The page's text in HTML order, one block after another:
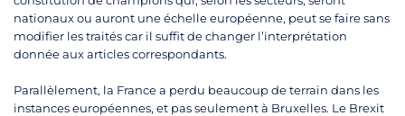
nationaux ou auront une échelle européenne, peut se faire sans
modifier les traités car il suffit de changer l’interprétation
donnée aux articles correspondants.
Parallèlement, la France a perdu beaucoup de terrain dans les
instances européennes, et pas seulement à Bruxelles. Le Brexit